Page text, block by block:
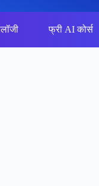
फ्री AI कोर्स